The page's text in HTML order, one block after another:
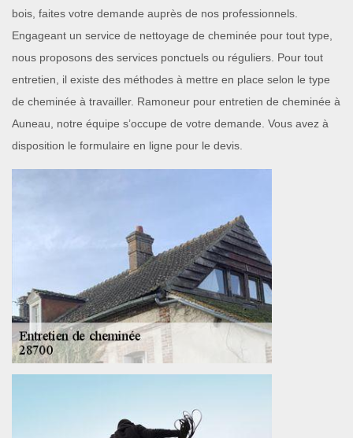
bois, faites votre demande auprès de nos professionnels.
Engageant un service de nettoyage de cheminée pour tout type,
nous proposons des services ponctuels ou réguliers. Pour tout
entretien, il existe des méthodes à mettre en place selon le type
de cheminée à travailler. Ramoneur pour entretien de cheminée à
Auneau, notre équipe s’occupe de votre demande. Vous avez à
disposition le formulaire en ligne pour le devis.